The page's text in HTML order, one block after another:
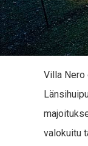
Villa Nero
valokuitu